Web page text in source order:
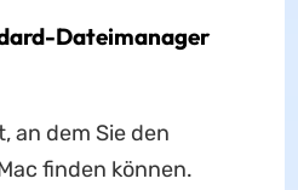
Dateimanager
an dem Sie den
finden können.